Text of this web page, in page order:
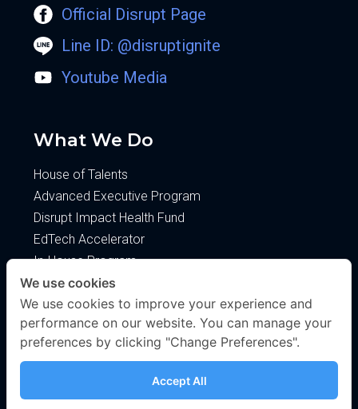
Official Disrupt Page
Line ID: @disruptignite
Youtube Media
What We Do
House of Talents
Advanced Executive Program
Disrupt Impact Health Fund
EdTech Accelerator
In-House Program
About
About Us
We use cookies
We use cookies to improve your experience and
performance on our website. You can manage your
preferences by clicking "Change Preferences".
Accept All